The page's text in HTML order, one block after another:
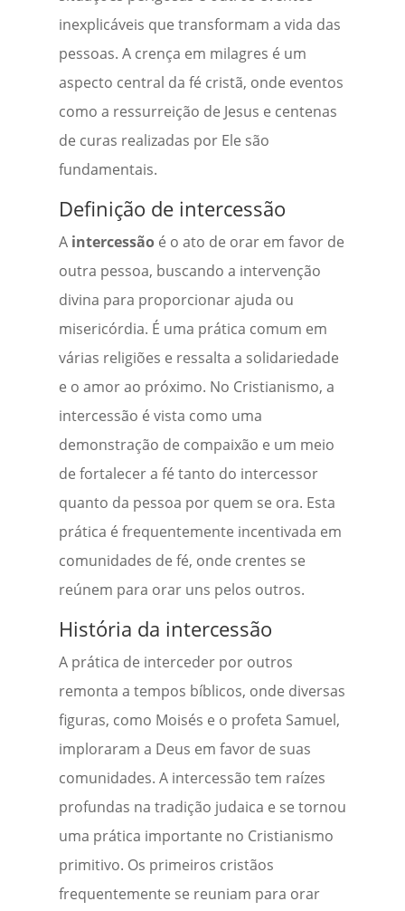
inexplicáveis que transformam a vida das
pessoas. A crença em milagres é um
aspecto central da fé cristã, onde eventos
como a ressurreição de Jesus e centenas
de curas realizadas por Ele são
fundamentais.
Definição de intercessão
A intercessãoé o ato de orar em favor de
outra pessoa, buscando a intervenção
divina para proporcionar ajuda ou
misericórdia. É uma prática comum em
várias religiões e ressalta a solidariedade
e o amor ao próximo. No Cristianismo, a
intercessão é vista como uma
demonstração de compaixão e um meio
de fortalecer a fé tanto do intercessor
quanto da pessoa por quem se ora. Esta
prática é frequentemente incentivada em
comunidades de fé, onde crentes se
reúnem para orar uns pelos outros.
História da intercessão
A prática de interceder por outros
remonta a tempos bíblicos, onde diversas
figuras, como Moisés e o profeta Samuel,
imploraram a Deus em favor de suas
comunidades. A intercessão tem raízes
profundas na tradição judaica e se tornou
uma prática importante no Cristianismo
primitivo. Os primeiros cristãos
frequentemente se reuniam para orar